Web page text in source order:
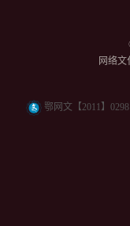
网络
鄂网文【2011】